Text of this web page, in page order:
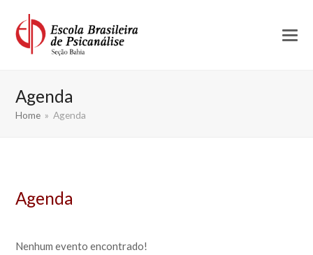
Agenda
Home » Agenda
Agenda
Nenhum evento encontrado!